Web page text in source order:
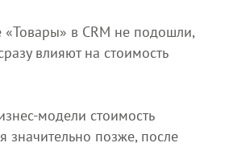
«Товары» в CRM не подошли,
влияют на стоимость
модели стоимость
значительно позже, после